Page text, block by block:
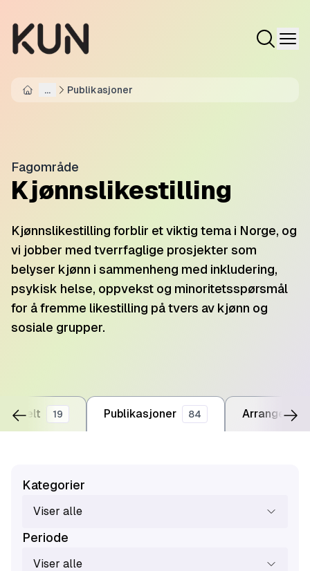
... Publikasjoner
Fagområde
Kjønnslikestilling
Kjønnslikestilling forblir et viktig tema i Norge, og
vi jobber med tverrfaglige prosjekter som
belyser kjønn i sammenheng med inkludering,
psykisk helse, oppvekst og minoritetsspørsmål
for å fremme likestilling på tvers av kjønn og
sosiale grupper.
Aktuelt 19 Publikasjoner 84
Kategorier
Viser alle
Periode
Viser alle